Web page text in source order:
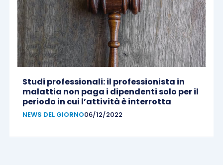
Studi professionali: il professionista in
malattia non paga i dipendenti solo per il
periodo in cui l’attività è interrotta
NEWS DEL GIORNO06/12/2022